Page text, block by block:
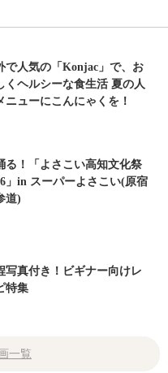
で人気の「Konjac」で、お
くヘルシーな食生活 夏の人
ニューにこんにゃくを！
る！「よさこい高知文化祭
」in スーパーよさこい(原宿
道)
写真付き！ビギナー向けレ
特集
一覧